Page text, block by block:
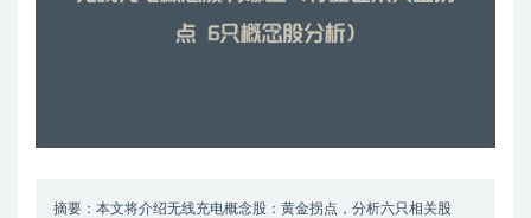
摘要：本文将介绍无线充电概念股：黄金拐点，分析六只相关股